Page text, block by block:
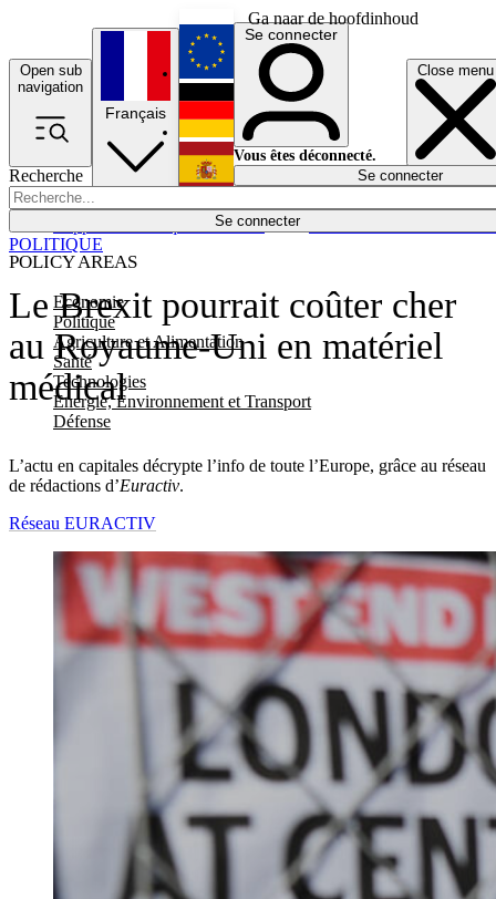
Ga naar de hoofdinhoud
Open sub
navigation
Close menu
Recherche
Se connecter
POLICY AREAS
Economie
Politique
Agriculture et Alimentation
Santé
Technologies
Energie, Environnement et Transport
Défense
Économie
Français
English
Deutsch
Español
Se connecter
Vous êtes déconnecté.
Se connecter
Le Brexit pourrait coûter cher
au Royaume-Uni en matériel
médical
L’actu en capitales décrypte l’info de toute l’Europe, grâce au réseau
de rédactions d’Euractiv.
POLITIQUE
Réseau EURACTIV